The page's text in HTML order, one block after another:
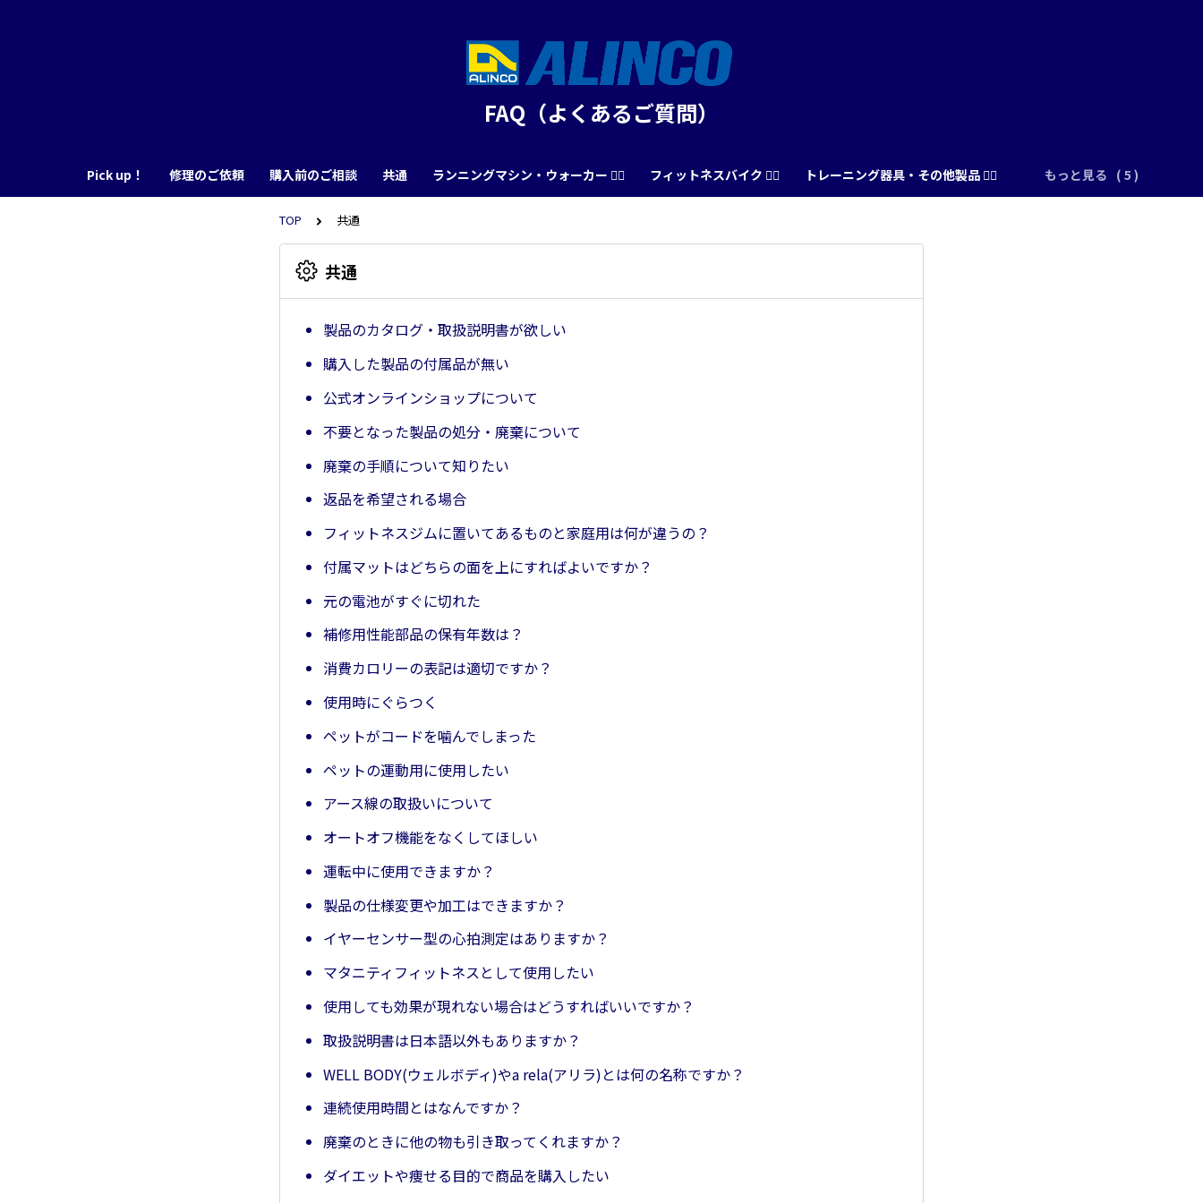
FAQ（よくあるご質問）
Pick up！ 修理のご依頼 購入前のご相談 共通 ランニングマシン・ウォーカー 🏃‍♀️ フィットネスバイク 🚴‍♂️ トレーニング器具・その他製品 🏋️‍♂️ もっと見る
TOP 共通
共通
製品のカタログ・取扱説明書が欲しい
購入した製品の付属品が無い
公式オンラインショップについて
不要となった製品の処分・廃棄について
廃棄の手順について知りたい
返品を希望される場合
フィットネスジムに置いてあるものと家庭用は何が違うの？
付属マットはどちらの面を上にすればよいですか？
元の電池がすぐに切れた
補修用性能部品の保有年数は？
消費カロリーの表記は適切ですか？
使用時にぐらつく
ペットがコードを噛んでしまった
ペットの運動用に使用したい
アース線の取扱いについて
オートオフ機能をなくしてほしい
運転中に使用できますか？
製品の仕様変更や加工はできますか？
イヤーセンサー型の心拍測定はありますか？
マタニティフィットネスとして使用したい
使用しても効果が現れない場合はどうすればいいですか？
取扱説明書は日本語以外もありますか？
WELL BODY(ウェルボディ)やa rela(アリラ)とは何の名称ですか？
連続使用時間とはなんですか？
廃棄のときに他の物も引き取ってくれますか？
ダイエットや痩せる目的で商品を購入したい